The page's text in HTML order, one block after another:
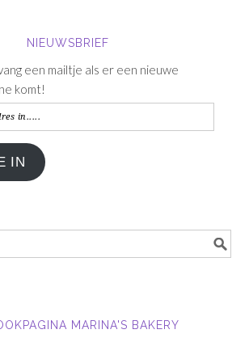
NIEUWSBRIEF
een mailtje als er een nieuwe
komt!
IN
MARINA'S BAKERY